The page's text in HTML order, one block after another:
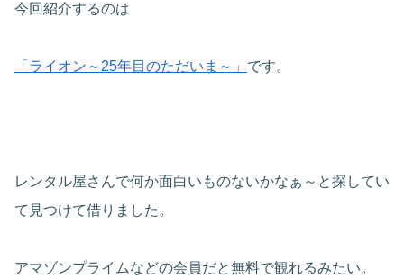
今回紹介するのは
「ライオン～25年目のただいま～」 です。
レンタル屋さんで何か面白いものないかなぁ～と探してい
て見つけて借りました。
アマゾンプライムなどの会員だと無料で観れるみたい。